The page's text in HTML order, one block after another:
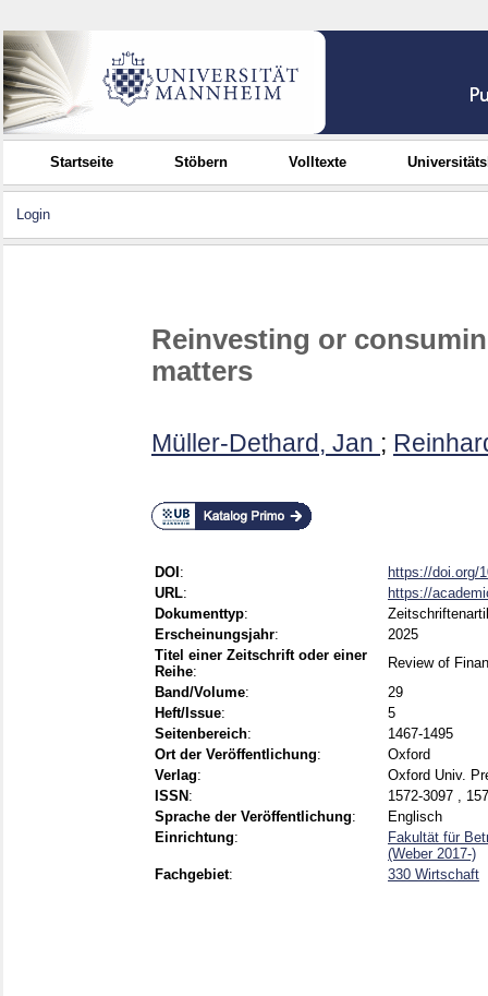
Startseite Stöbern Volltexte
Login
Reinvesting or
matters
Müller-Dethard, Jan ;
DOI :
https://doi.org/
URL:
https://
Dokumenttyp:
Erscheinungsjahr:
2025
Titel einer Zeitschrift oder einer
Reihe:
Review of
Band/Volume:
29
Heft/Issue:
5
Seitenbereich:
1467-1495
Ort der Veröffentlichung:
Oxford
Verlag:
Oxford Univ.
ISSN :
1572-3097 ,
Sprache der Veröffentlichung:
Englisch
Einrichtung:
Fakultät für
(Weber 2017-)
Fachgebiet: 330 Wirtschaft